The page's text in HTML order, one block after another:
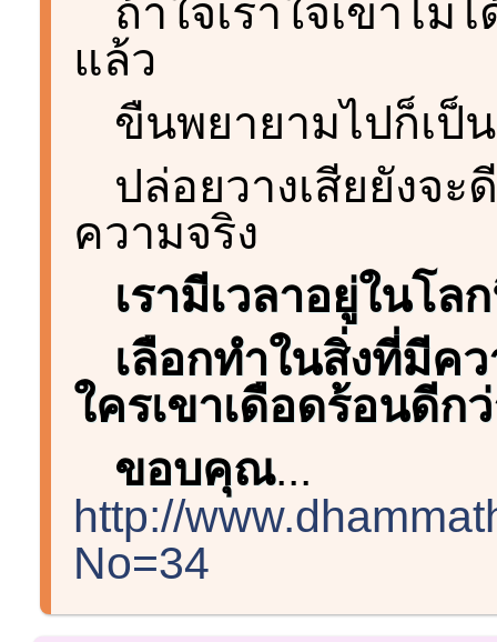
ถ้าใจเราใจเขาไม่
แล้ว
ขืนพยายามไปก็เป็
ปล่อยวางเสียยังจ
ความจริง
เรามีเวลาอยู่ในโ
เลือกทำในสิ่งที่มีค
ใครเขาเดือดร้อนดีก
ขอบคุณ...
http://
No=34